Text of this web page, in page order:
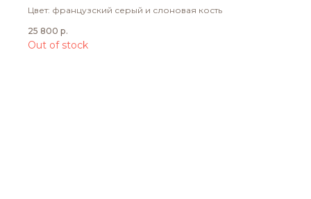
Цвет: французский серый и слоновая кость
25 800 р.
Out of stock